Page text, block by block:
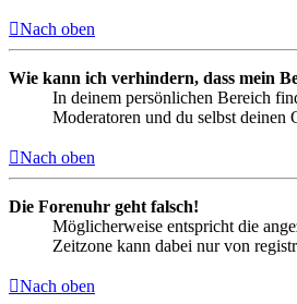
Nach oben
Wie kann ich verhindern, dass mein
In deinem persönlichen Bereich
Moderatoren und du selbst deinen
Nach oben
Die Forenuhr geht falsch!
Möglicherweise entspricht die
Zeitzone kann dabei nur von
Nach oben